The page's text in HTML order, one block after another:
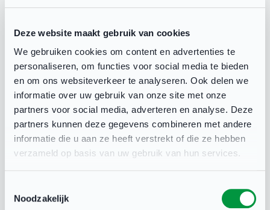
Deze website maakt gebruik van cookies
We gebruiken cookies om content en advertenties te
personaliseren, om functies voor social media te bieden
en om ons websiteverkeer te analyseren. Ook delen we
informatie over uw gebruik van onze site met onze
partners voor social media, adverteren en analyse. Deze
partners kunnen deze gegevens combineren met andere
informatie die u aan ze heeft verstrekt of die ze hebben
verzameld op basis van uw gebruik van hun services.
Noodzakelijk
contact op met de club om de praktische
details te bespreken, zoals datum, tijd en
locatie.
Facturatie van de eigen bijdrage: Na afloop
ontvangt de club de factuur voor de eigen
bijdrage rechtstreeks van de aanbieder.